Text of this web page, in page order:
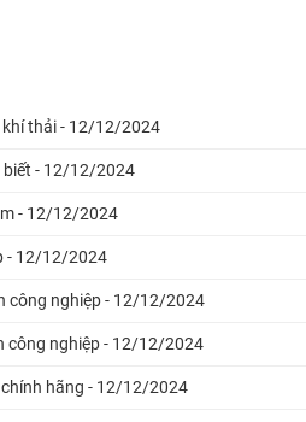
khí thải - 12/12/2024
biết - 12/12/2024
- 12/12/2024
- 12/12/2024
công nghiệp - 12/12/2024
công nghiệp - 12/12/2024
hãng - 12/12/2024